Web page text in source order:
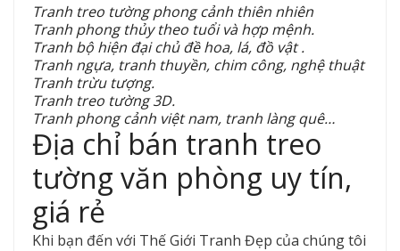
Tranh treo tường phong cảnh thiên nhiên
Tranh phong thủy theo tuổi và hợp mệnh.
Tranh bộ hiện đại chủ đề hoa, lá, đồ vật .
Tranh ngựa, tranh thuyền, chim công, nghệ thuật
Tranh trừu tượng.
Tranh treo tường 3D.
Tranh phong cảnh việt nam, tranh làng quê…
Địa chỉ bán tranh treo
tường văn phòng uy tín,
giá rẻ
Khi bạn đến với Thế Giới Tranh Đẹp của chúng tôi